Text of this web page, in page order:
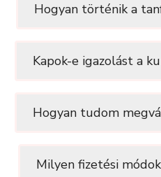
Hogyan történik a
Kapok-e igazolást a
Hogyan tudom
Milyen fizetési